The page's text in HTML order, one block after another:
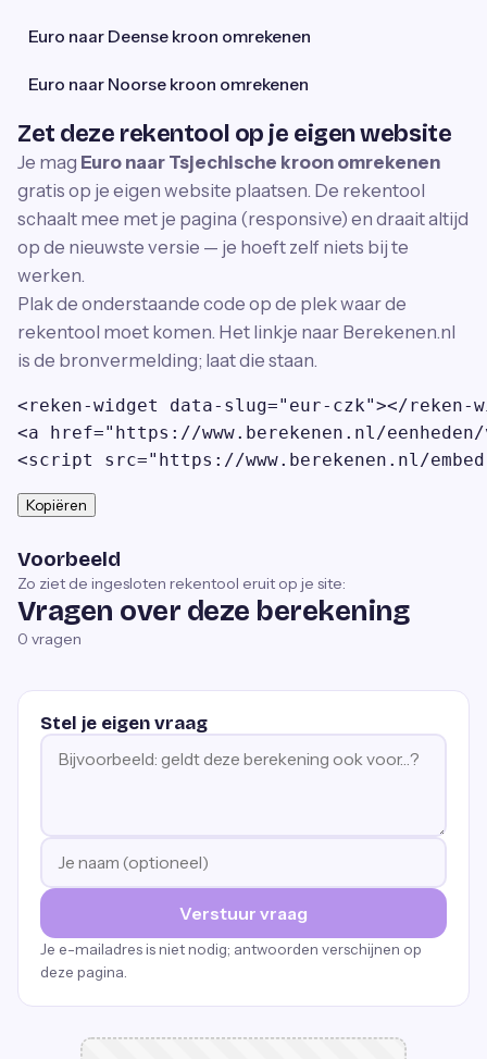
Euro naar Deense kroon omrekenen
Euro naar Noorse kroon omrekenen
Zet deze rekentool op je eigen website
Je mag Euro naar Tsjechische kroon omrekenen
gratis op je eigen website plaatsen. De rekentool
schaalt mee met je pagina (responsive) en draait altijd
op de nieuwste versie — je hoeft zelf niets bij te
werken.
Plak de onderstaande code op de plek waar de
rekentool moet komen. Het linkje naar Berekenen.nl
is de bronvermelding; laat die staan.
<reken-widget data-slug="eur-czk"></reken-
<a href="https://www.berekenen.nl/
<script src="https://www.berekenen.nl/
Kopiëren
Voorbeeld
Zo ziet de ingesloten rekentool eruit op je site:
Vragen over deze berekening
0 vragen
Stel je eigen vraag
Verstuur vraag
Je e-mailadres is niet nodig; antwoorden verschijnen op
deze pagina.